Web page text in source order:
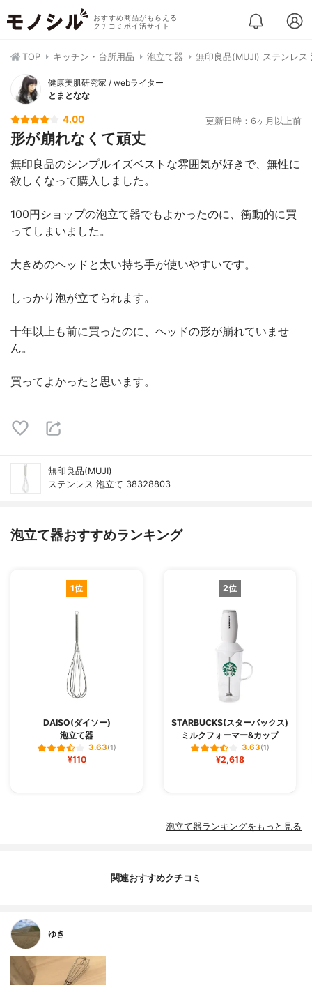
おすすめ商品がもらえる
クチコミポイ活サイト
TOP キッチン・台所用品 泡立て器 無印良品(MUJI) ステンレ
健康美肌研究家 / webライター
とまとなな
4.00 更新日時：6ヶ月以上前
形が崩れなくて頑丈
無印良品のシンプルイズベストな雰囲気が好きで、無性に
欲しくなって購入しました。
100円ショップの泡立て器でもよかったのに、衝動的に買
ってしまいました。
大きめのヘッドと太い持ち手が使いやすいです。
しっかり泡が立てられます。
十年以上も前に買ったのに、ヘッドの形が崩れていませ
ん。
買ってよかったと思います。
無印良品(MUJI)
ステンレス 泡立て 38328803
泡立て器おすすめランキング
1位
DAISO(ダイソー)
泡立て器
3.63(1)
¥110
2位
STARBUCKS(スターバックス)
ミルクフォーマー&カップ
3.63(1)
¥2,618
泡立て器ランキングをもっと見る
関連おすすめクチコミ
ゆき